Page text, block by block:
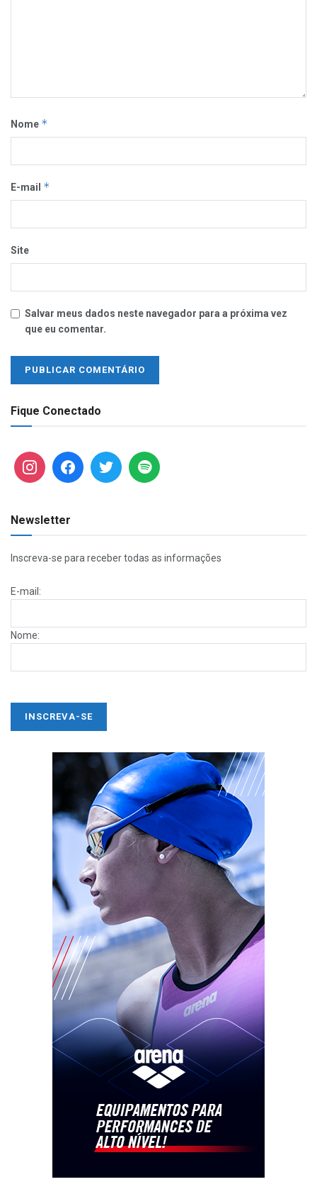
Nome *
E-mail *
Site
Salvar meus dados neste navegador para a próxima vez
que eu comentar.
Fique Conectado
Newsletter
Inscreva-se para receber todas as informações
E-mail:
Nome: